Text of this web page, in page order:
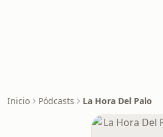
Inicio Pódcasts La Hora Del Palo